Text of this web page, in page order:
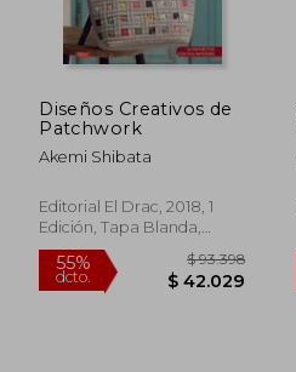
50% $ 116.695
Diseños Creativos de
Patchwork
Akemi Shibata
Editorial El Drac, 2018, 1
Edición, Tapa Blanda,
Nuevo